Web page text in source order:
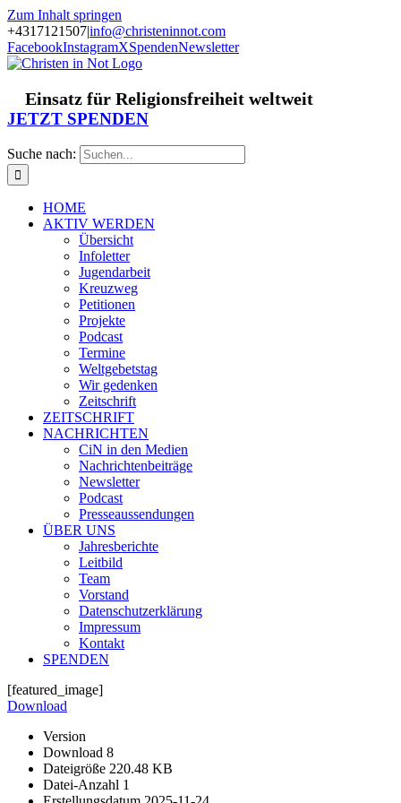
Zum Inhalt springen
+4317121507|info@christeninnot.com
FacebookInstagramXSpendenNewsletter
Einsatz für Religionsfreiheit weltweit
JETZT SPENDEN
Suche nach:
HOME
AKTIV WERDEN
Übersicht
Infoletter
Jugendarbeit
Kreuzweg
Petitionen
Projekte
Podcast
Termine
Weltgebetstag
Wir gedenken
Zeitschrift
ZEITSCHRIFT
NACHRICHTEN
CiN in den Medien
Nachrichtenbeiträge
Newsletter
Podcast
Presseaussendungen
ÜBER UNS
Jahresberichte
Leitbild
Team
Vorstand
Datenschutzerklärung
Impressum
Kontakt
SPENDEN
[featured_image]
Download
Version
Download 8
Dateigröße 220.48 KB
Datei-Anzahl 1